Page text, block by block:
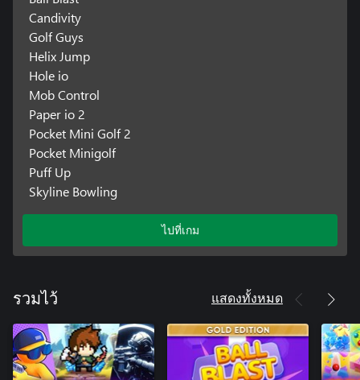
Candivity
Golf Guys
Helix Jump
Hole io
Mob Control
Paper io 2
Pocket Mini Golf 2
Pocket Minigolf
Puff Up
Skyline Bowling
ไปที่เกม
รวมไว้ แสดงทั้งหมด